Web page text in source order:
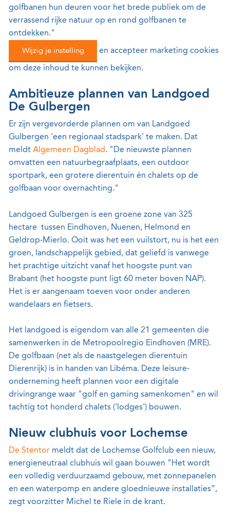
golfbanen hun deuren voor het brede publiek om de
verrassend rijke natuur op en rond golfbanen te
ontdekken."
Wijzig je instelling en accepteer marketing cookies
om deze inhoud te kunnen bekijken.
Ambitieuze plannen van Landgoed
De Gulbergen
Er zijn vergevorderde plannen om van Landgoed
Gulbergen 'een regionaal stadspark' te maken. Dat
meldt Algemeen Dagblad. "De nieuwste plannen
omvatten een natuurbegraafplaats, een outdoor
sportpark, een grotere dierentuin én chalets op de
golfbaan voor overnachting."
Landgoed Gulbergen is een groene zone van 325
hectare tussen Eindhoven, Nuenen, Helmond en
Geldrop-Mierlo. Ooit was het een vuilstort, nu is het een
groen, landschappelijk gebied, dat geliefd is vanwege
het prachtige uitzicht vanaf het hoogste punt van
Brabant (het hoogste punt ligt 60 meter boven NAP).
Het is er aangenaam toeven voor onder anderen
wandelaars en fietsers.
Het landgoed is eigendom van alle 21 gemeenten die
samenwerken in de Metropoolregio Eindhoven (MRE).
De golfbaan (net als de naastgelegen dierentuin
Dierenrijk) is in handen van Libéma. Deze leisure-
onderneming heeft plannen voor een digitale
drivingrange waar "golf en gaming samenkomen" en wil
tachtig tot honderd chalets ('lodges') bouwen.
Nieuw clubhuis voor Lochemse
De Stentor meldt dat de Lochemse Golfclub een nieuw,
energieneutraal clubhuis wil gaan bouwen "Het wordt
een volledig verduurzaamd gebouw, met zonnepanelen
en een waterpomp en andere gloednieuwe installaties”,
zegt voorzitter Michel te Riele in de krant.